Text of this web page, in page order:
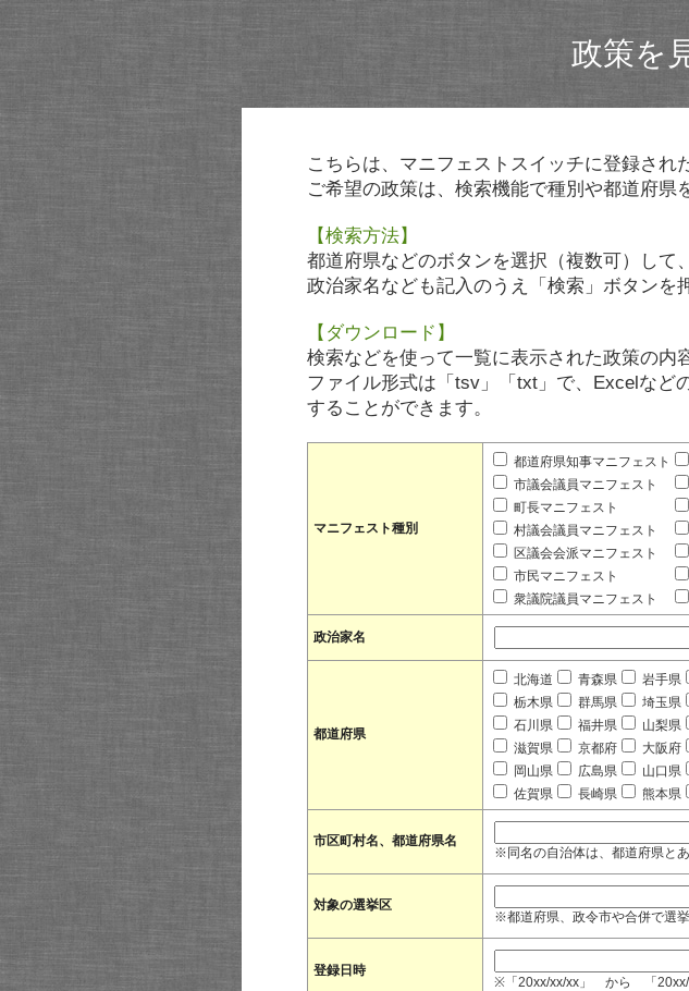
政策を
こちらは、マニフェストスイッチに登録され
ご希望の政策は、検索機能で種別や都道府県
【検索方法】
都道府県などのボタンを選択（複数可）して
政治家名なども記入のうえ「検索」ボタンを
【ダウンロード】
検索などを使って一覧に表示された政策の内
ファイル形式は「tsv」「txt」で、Excelなど
することができます。
マニフェスト種別
都道府県知事マニフェスト
市議会議員マニフェスト
町長マニフェスト
村議会議員マニフェスト
区議会会派マニフェスト
市民マニフェスト
衆議院議員マニフェスト
政治家名
都道府県
北海道 青森県 岩手県
栃木県
群馬県 埼玉県
石川県
福井県 山梨県
滋賀県
京都府 大阪府
岡山県
広島県 山口県
佐賀県
長崎県 熊本県
市区町村名、都道府県名
※同名の自治体は、都道府県と
対象の選挙区
※都道府県、政令市や合併で選
登録日時
※「20xx/xx/xx」 から 「20xx/